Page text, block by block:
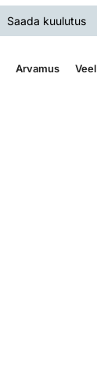
Saada kuulutus
Arvamus Veel